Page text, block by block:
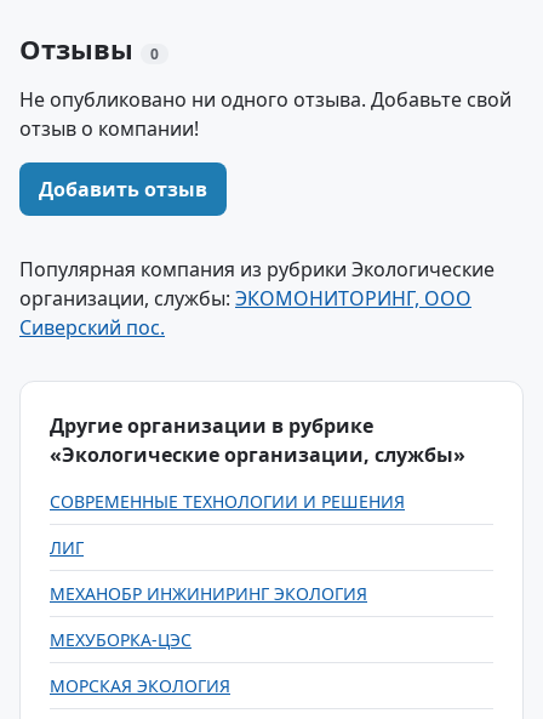
Отзывы 0
Не опубликовано ни одного отзыва. Добавьте свой
отзыв о компании!
Добавить отзыв
Популярная компания из рубрики Экологические
организации, службы: ЭКОМОНИТОРИНГ, ООО
Сиверский пос.
Другие организации в рубрике
«Экологические организации, службы»
СОВРЕМЕННЫЕ ТЕХНОЛОГИИ И РЕШЕНИЯ
ЛИГ
МЕХАНОБР ИНЖИНИРИНГ ЭКОЛОГИЯ
МЕХУБОРКА-ЦЭС
МОРСКАЯ ЭКОЛОГИЯ